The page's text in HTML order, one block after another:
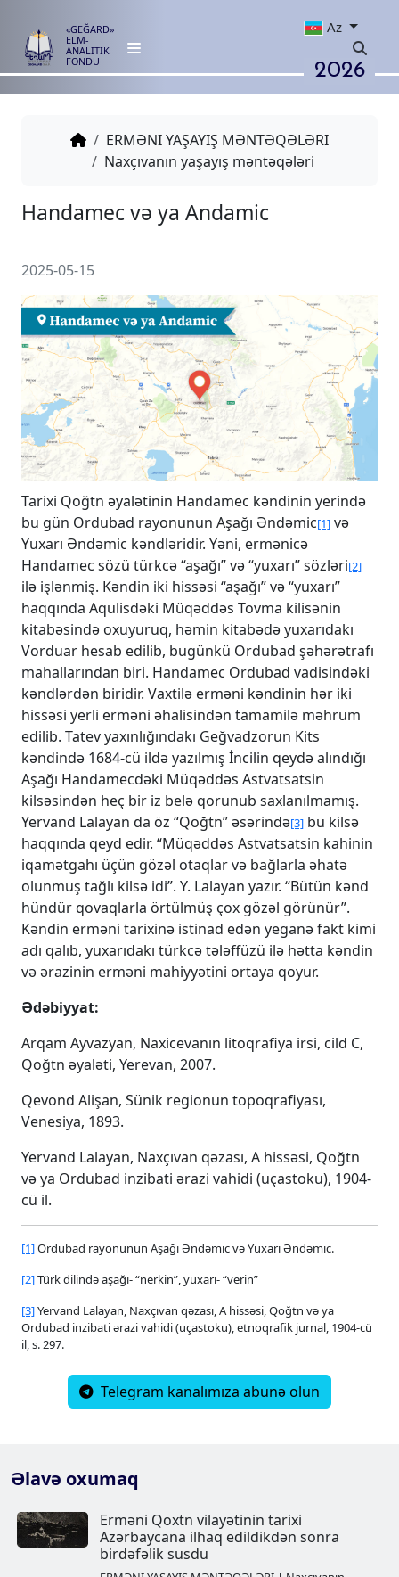
«GEĞARD»
ELM-
ANALITIK
FONDU
Az
2026
Əlavə oxumaq
ERMƏNI YAŞAYIŞ MƏNTƏQƏLƏRI
Naxçıvanın yaşayış məntəqələri
Handamec və ya Andamic
2025-05-15
Tarixi Qoğtn əyalətinin Handamec kəndinin yerində
bu gün Ordubad rayonunun Aşağı Əndəmic[1] və
Yuxarı Əndəmic kəndləridir. Yəni, ermənicə
Handamec sözü türkcə “aşağı” və “yuxarı” sözləri[2]
ilə işlənmiş. Kəndin iki hissəsi “aşağı” və “yuxarı”
haqqında Aqulisdəki Müqəddəs Tovma kilisənin
kitabəsində oxuyuruq, həmin kitabədə yuxarıdakı
Vorduar hesab edilib, bugünkü Ordubad şəhərətrafı
mahallarından biri. Handamec Ordubad vadisindəki
kəndlərdən biridir. Vaxtilə erməni kəndinin hər iki
hissəsi yerli erməni əhalisindən tamamilə məhrum
edilib. Tatev yaxınlığındakı Geğvadzorun Kits
kəndində 1684-cü ildə yazılmış İncilin qeydə alındığı
Aşağı Handamecdəki Müqəddəs Astvatsatsin
kilsəsindən heç bir iz belə qorunub saxlanılmamış.
Yervand Lalayan da öz “Qoğtn” əsərində[3] bu kilsə
haqqında qeyd edir. “Müqəddəs Astvatsatsin kahinin
iqamətgahı üçün gözəl otaqlar və bağlarla əhatə
olunmuş tağlı kilsə idi”. Y. Lalayan yazır. “Bütün kənd
hündür qovaqlarla örtülmüş çox gözəl görünür”.
Kəndin erməni tarixinə istinad edən yeganə fakt kimi
adı qalıb, yuxarıdakı türkcə tələffüzü ilə hətta kəndin
və ərazinin erməni mahiyyətini ortaya qoyur.
Ədəbiyyat:
Arqam Ayvazyan, Naxicevanın litoqrafiya irsi, cild C,
Qoğtn əyaləti, Yerevan, 2007.
Qevond Alişan, Sünik regionun topoqrafiyası,
Venesiya, 1893.
Yervand Lalayan, Naxçıvan qəzası, A hissəsi, Qoğtn
və ya Ordubad inzibati ərazi vahidi (uçastoku), 1904-
cü il.
[1]Ordubad rayonunun Aşağı Əndəmic və Yuxarı Əndəmic.
[2]Türk dilində aşağı- “nerkin”, yuxarı- “verin”
[3]Yervand Lalayan, Naxçıvan qəzası, A hissəsi, Qoğtn və ya
Ordubad inzibati ərazi vahidi (uçastoku), etnoqrafik jurnal, 1904-cü
il, s. 297.
Telegram kanalımıza abunə olun